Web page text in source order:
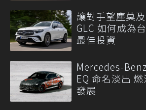
讓對手望塵莫
GLC 如何成為
最佳投資
Mercedes-
EQ 命名淡出
發展